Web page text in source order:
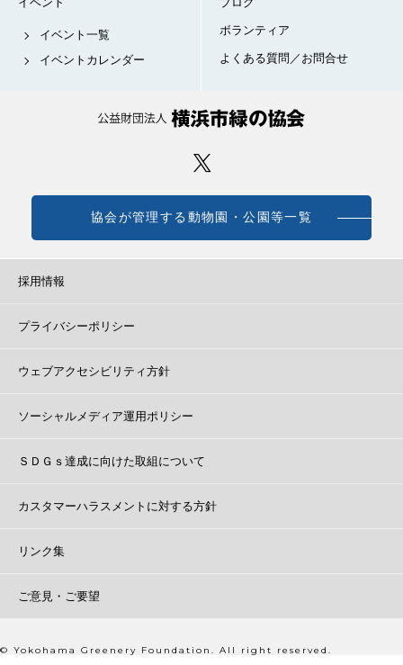
イベント一覧
イベントカレンダー
ボランティア
よくある質問／お問合せ
協会が管理する動物園・公園等一覧
採用情報
プライバシーポリシー
ウェブアクセシビリティ方針
ソーシャルメディア運用ポリシー
ＳＤＧｓ達成に向けた取組について
カスタマーハラスメントに対する方針
リンク集
ご意見・ご要望
© Yokohama Greenery Foundation. All right reserved.